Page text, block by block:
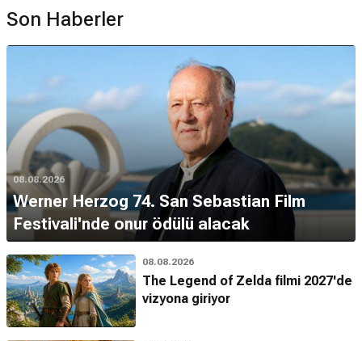
Son Haberler
08.08.2026
Werner Herzog 74. San Sebastian Film
Festivali'nde onur ödülü alacak
08.08.2026
The Legend of Zelda filmi 2027'de
vizyona giriyor